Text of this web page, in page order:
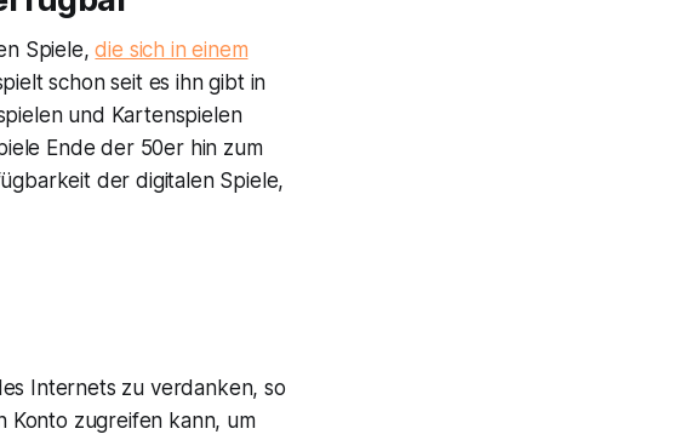
Spiele,die sich in einem
schon seit es ihn gibt in
und Kartenspielen
Ende der 50er hin zum
der digitalen Spiele,
Internets zu verdanken, so
Konto zugreifen kann, um